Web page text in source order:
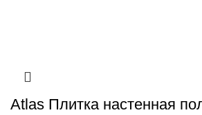
Atlas Плитка настенная